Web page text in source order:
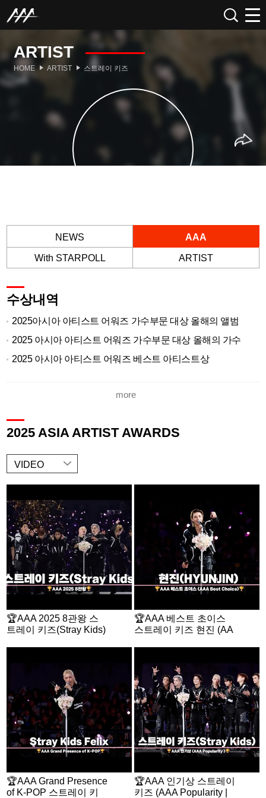
ARTIST
HOME ARTIST 스트레이 키즈
NEWS AAA
With STARPOLL ARTIST
수상내역
2025아시아 아티스트 어워즈 가수부문 대상 올해의 앨범
2025 아시아 아티스트 어워즈 가수부문 대상 올해의 가수
2025 아시아 아티스트 어워즈 베스트 아티스트상
2025 아시아 아티스트 어워즈 인기상
2026 제40회 골든디스크 어워즈 음반부문 본상
2025 MAMA Awards Visa Album of The Year
2025 MAMA Awards Fans' Choice Male TOP 10
2025 코리아 그랜드 뮤직 어워즈 2025 그랜드 아너스 초이스
2025 코리아 그랜드 뮤직 어워즈 베스트 뮤직 10
2025 코리아 그랜드 뮤직 어워즈 베스트 셀링 앨범
2025 코리아 그랜드 뮤직 어워즈 뮤직 데이 최고 인기상
2025 더팩트 뮤직 어워즈 레코드 오브 더 이어
2025 더팩트 뮤직 어워즈 올해의 아티스트
2025 케이 월드 드림 어워즈 K 월드 드림 베스트 아티스트상
2025 케이 월드 드림 어워즈 K 월드클래스상
2025 케이 월드 드림 어워즈 K 월드 드림 본상
2025 케이 월드 드림 어워즈 K 월드 드림 그룹 인기상
2025 제34회 서울가요대상 본상
2024 제38회 골든디스크 어워즈 음반부문 본상
2024 제38회 골든디스크 어워즈 글로벌 K팝 아티스트상
2024 제33회 서울가요대상 본상
more
2025 ASIA ARTIST AWARDS
VIDEO
🏆AAA 2025 8관왕 스
트레이 키즈(Stray Kids)
🏆AAA 베스트 초이스
스트레이 키즈 현진 (AA
🏆AAA Grand Presence
of K-POP 스트레이 키
🏆AAA 인기상 스트레이
키즈 (AAA Popularity |